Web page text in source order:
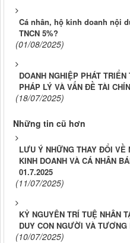
Cá nhân, hộ kinh doanh nội
TNCN 5%?
(01/08/2025)
DOANH NGHIỆP PHÁT
PHÁP LÝ VÀ VẤN ĐỀ TÀI
(18/07/2025)
Những tin cũ hơn
LƯU Ý NHỮNG THAY ĐỔI VỀ
KINH DOANH VÀ CÁ NHÂN
01.7.2025
(11/07/2025)
KỶ NGUYÊN TRÍ TUỆ NHÂN
DUY CON NGƯỜI VÀ
(10/07/2025)